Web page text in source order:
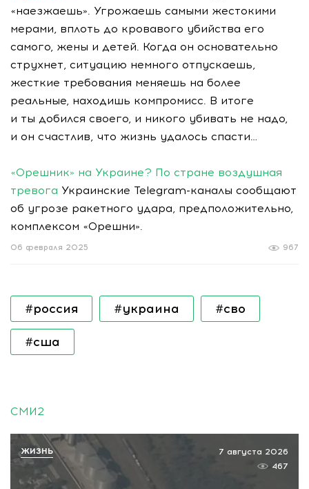
«наезжаешь». Угрожаешь самыми жестокими
мерами, вплоть до кровавого убийства его
самого, жены и детей. Когда он основательно
струхнет, ситуацию немного отпускаешь,
жесткие требования меняешь на более
реальные, находишь компромисс. В итоге
и ты добился своего, и никого убивать не надо,
и он счастлив, что жизнь удалось спасти…
«Орешник» на Украине? По стране воздушная
тревога Украинские Telegram-каналы сообщают
об угрозе ракетного удара, предположительно,
комплексом «Орешни».
967
06 февраля 2025
#россия #украина #сво
#сша
СМИ2
7 августа 2026
467
ЖИЗНЬ